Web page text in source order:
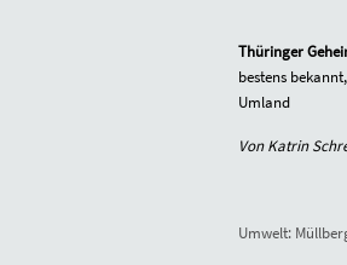
Thüringer
bestens
Umland
Von Katrin
Umwelt: